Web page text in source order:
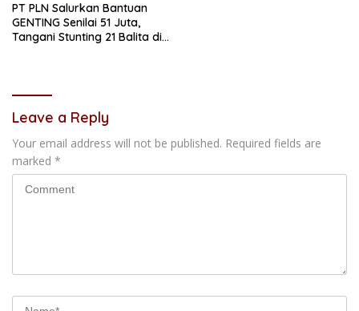
PT PLN Salurkan Bantuan
GENTING Senilai 51 Juta,
Tangani Stunting 21 Balita di
Leave a Reply
Your email address will not be published. Required fields are
marked *